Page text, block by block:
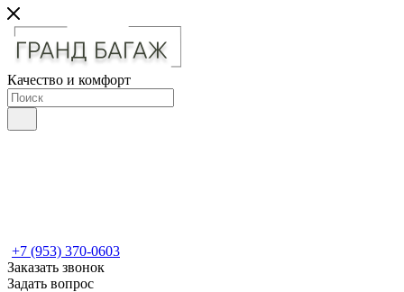
Качество и комфорт
+7 (953) 370-0603
Заказать звонок
Задать вопрос